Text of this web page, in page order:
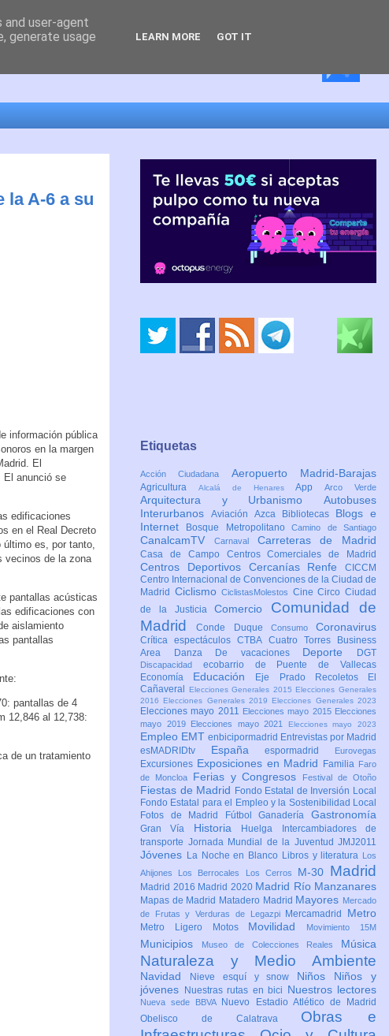
la A-6 a su
información pública
en la margen
El
El anunció se
edificaciones
en el Real Decreto
es, por tanto,
vecinos de la zona
pantallas acústicas
edificaciones con
aislamiento
pantallas
pantallas de 4
12,846 al 12,738:
de un tratamiento
Etiquetas
Acción Ciudadana Aeropuerto Madrid-Barajas
Agricultura Alcalá de HenaresAppArco Verde
Arquitectura y Urbanismo Autobuses
Interurbanos Aviación Azca Bibliotecas Blogs e
Internet
Bosque MetropolitanoCamino de Santiago
CanalcamTV Carnaval Carreteras de Madrid
Casa de Campo Centros Comerciales de Madrid
Centros Deportivos Cercanías Renfe CICCM
Centro Internacional de Convenciones de la Ciudad de
Madrid CiclismoCiclistasMolestos CineCircoCiudad
de la JusticiaComercio Comunidad de
MadridConde Duque Consumo Coronavirus
Crítica espectáculosCTBA Cuatro Torres Business
Area
Danza De vacaciones Deporte DGT
Discapacidad ecobarrio de Puente de Vallecas
Economía Educación Eje Prado Recoletos
El
Cañaveral
Elecciones Generales 2015 Elecciones Generales
2016 Elecciones Generales 2019 Elecciones Generales 2023
Elecciones mayo 2011 Elecciones mayo 2015 Elecciones
mayo 2019
Elecciones mayo 2021 Elecciones mayo 2023
Empleo EMT enbicipormadrid Entrevistas por Madrid
esMADRIDtv Españaespormadrid Eurovegas
Excursiones Exposiciones en Madrid Familia Faro
de Moncloa
Ferias y Congresos Festival de Otoño
Fiestas de Madrid Fondo Estatal de Inversión Local
Fondo Estatal para el Empleo y la Sostenibilidad Local
Fotos de Madrid
FútbolGanaderíaGastronomía
Gran Vía Historia Huelga
Intercambiadores de
transporte Jornada Mundial de la Juventud JMJ2011
Jóvenes La Noche en Blanco Libros y literatura
Los
Ahijones
Los Berrocales Los Cerros M-30 Madrid
Madrid 2016 Madrid 2020 Madrid Río Manzanares
Mapas de Madrid Matadero Madrid Mayores Mercado
de Frutas y Verduras de Legazpi
Mercamadrid Metro
Metro Ligero Motos Movilidad Movimiento 15M
Municipios Museo de Colecciones Reales Música
Naturaleza y Medio Ambiente
Navidad Nieve esquí y snow Niños Niños y
jóvenes
Nuestras rutas en bici Nuestros lectores
Nueva sede BBVA
Nuevo Estadio Atlético de Madrid
Obelisco de Calatrava Obras e
user-agent
generate usage
LEARN MORE GOT IT